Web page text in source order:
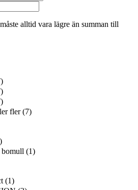
alltid vara lägre än summan till
fler (7)
(1)
(1)